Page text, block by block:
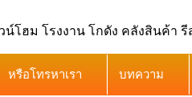
โฮม โรงงาน โกดัง คลังสินค้า
หรือโทรหาเรา บทความ